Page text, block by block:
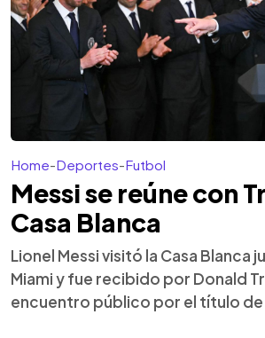
Home-Deportes-Futbol
Messi se reúne con
Casa Blanca
Lionel Messi visitó la Casa Blanca
Miami y fue recibido por Donald
encuentro público por el título de